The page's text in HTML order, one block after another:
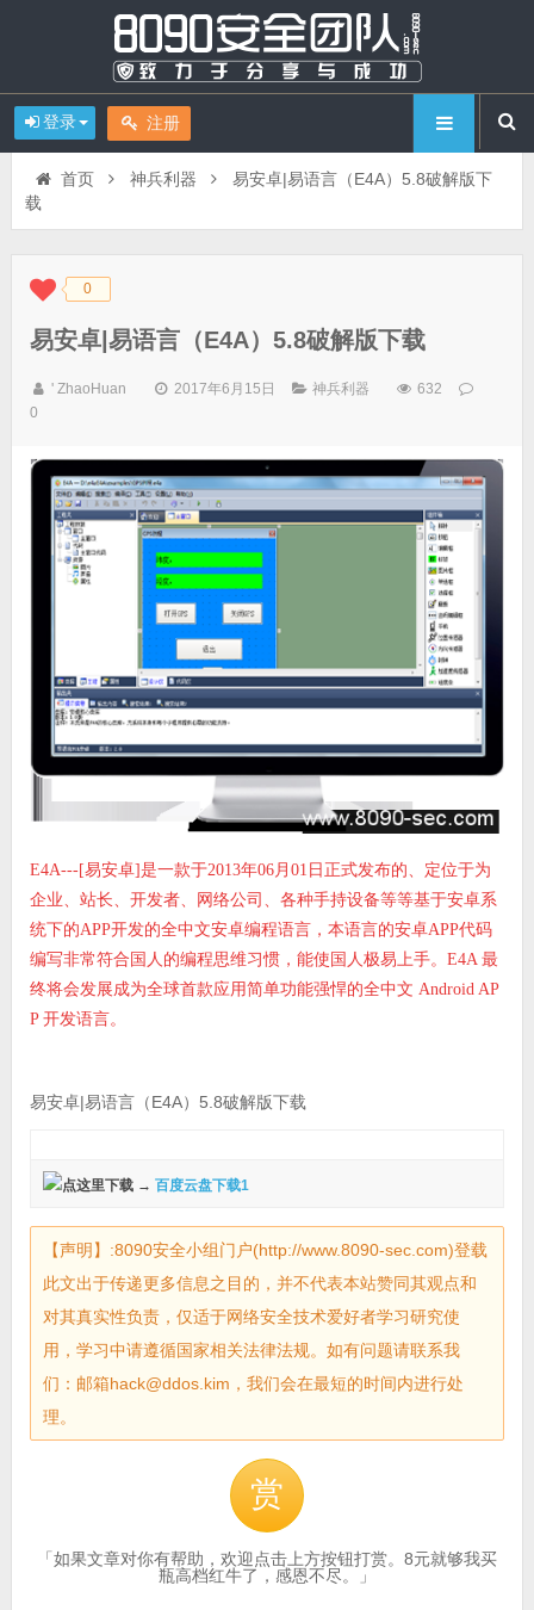
登录 注册
首页 神兵利器
易安卓|易语言（E4A）5.8破解版下
载
◆◆ 0
易安卓|易语言（E4A）5.8破解版下载
' ZhaoHuan 2017年6月15日 神兵利器
632
0
E4A---[易安卓]是一款于2013年06月01日正式发布的、定位于为
企业、站长、开发者、网络公司、各种手持设备等等基于安卓系
统下的APP开发的全中文安卓编程语言，本语言的安卓APP代码
编写非常符合国人的编程思维习惯，能使国人极易上手。E4A 最
终将会发展成为全球首款应用简单功能强悍的全中文 Android AP
P 开发语言。
易安卓|易语言（E4A）5.8破解版下载
点这里下载 → 百度云盘下载1
【声明】:8090安全小组门户(http://www.8090-sec.com)登载
此文出于传递更多信息之目的，并不代表本站赞同其观点和
对其真实性负责，仅适于网络安全技术爱好者学习研究使
用，学习中请遵循国家相关法律法规。如有问题请联系我
们：邮箱hack@ddos.kim，我们会在最短的时间内进行处
理。
赏
「如果文章对你有帮助，欢迎点击上方按钮打赏。8元就够我买
瓶高档红牛了，感恩不尽。」